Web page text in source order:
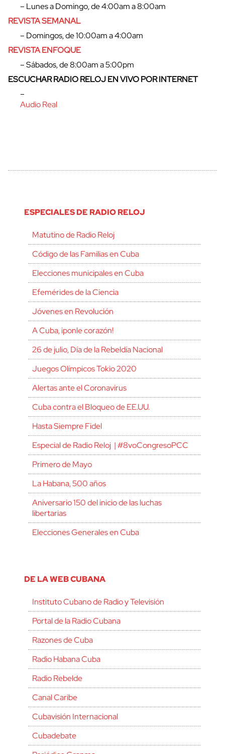
cerrar
– Lunes a Domingo, de 4:00am a 8:00am
REVISTA SEMANAL
– Domingos, de 10:00am a 4:00am
REVISTA ENFOQUE
– Sábados, de 8:00am a 5:00pm
ESCUCHAR RADIO RELOJ EN VIVO POR INTERNET
–
Audio Real
ESPECIALES DE RADIO RELOJ
Matutino de Radio Reloj
Código de las Familias en Cuba
Elecciones municipales en Cuba
Efemérides de la Ciencia
Jóvenes en Revolución
A Cuba, ¡ponle corazón!
26 de julio, Día de la Rebeldía Nacional
Juegos Olímpicos Tokio 2020
Alertas ante el Coronavirus
Cuba contra el Bloqueo de EE.UU.
Hasta Siempre Fidel
Especial de Radio Reloj | #8voCongresoPCC
Primero de Mayo
La Habana, 500 años
Aniversario 150 del inicio de las luchas
libertarias
Elecciones Generales en Cuba
DE LA WEB CUBANA
Instituto Cubano de Radio y Televisión
Portal de la Radio Cubana
Razones de Cuba
Radio Habana Cuba
Radio Rebelde
Canal Caribe
Cubavisión Internacional
Cubadebate